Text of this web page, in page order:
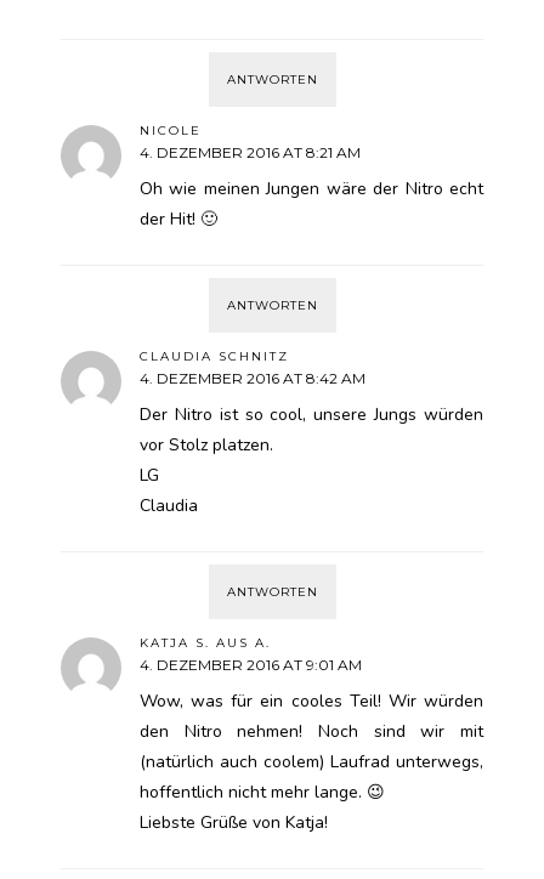
ANTWORTEN
NICOLE
4. DEZEMBER 2016 AT 8:21 AM
Oh wie meinen Jungen wäre der Nitro echt
der Hit! 🙂
ANTWORTEN
CLAUDIA SCHNITZ
4. DEZEMBER 2016 AT 8:42 AM
Der Nitro ist so cool, unsere Jungs würden
vor Stolz platzen.
LG
Claudia
ANTWORTEN
KATJA S. AUS A.
4. DEZEMBER 2016 AT 9:01 AM
Wow, was für ein cooles Teil! Wir würden
den Nitro nehmen! Noch sind wir mit
(natürlich auch coolem) Laufrad unterwegs,
hoffentlich nicht mehr lange. 😉
Liebste Grüße von Katja!